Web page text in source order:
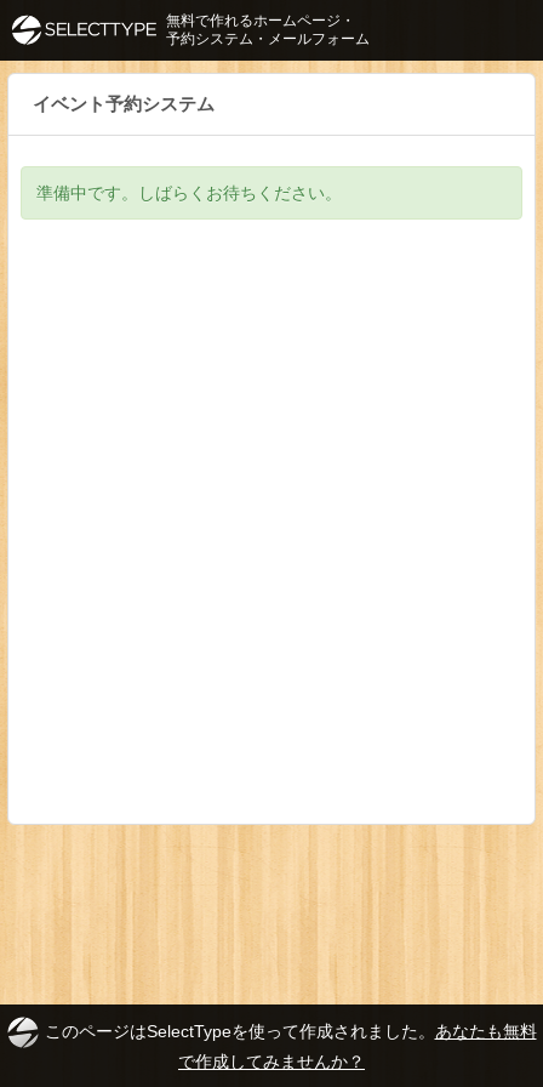
イベント予約システム
準備中です。しばらくお待ちください。
無料で作れるホームページ・
予約システム・メールフォーム
このページはSelectTypeを使って作成されました。 あなたも無料
で作成してみませんか？